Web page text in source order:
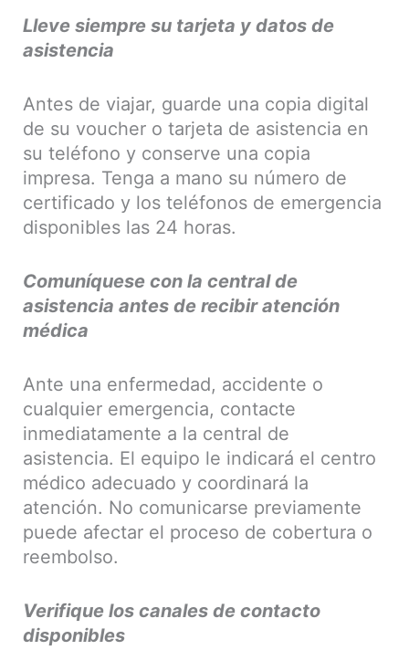
Lleve siempre su tarjeta y datos de
asistencia
Antes de viajar, guarde una copia digital
de su voucher o tarjeta de asistencia en
su teléfono y conserve una copia
impresa. Tenga a mano su número de
certificado y los teléfonos de emergencia
disponibles las 24 horas.
Comuníquese con la central de
asistencia antes de recibir atención
médica
Ante una enfermedad, accidente o
cualquier emergencia, contacte
inmediatamente a la central de
asistencia. El equipo le indicará el centro
médico adecuado y coordinará la
atención. No comunicarse previamente
puede afectar el proceso de cobertura o
reembolso.
Verifique los canales de contacto
disponibles